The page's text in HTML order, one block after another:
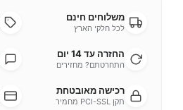
משלוחים חינם
לכל חלקי הארץ
החזרה עד 14 יום
התחרטתם? מחזירים
רכישה מאובטחת
תקן PCI-SSL מחמיר